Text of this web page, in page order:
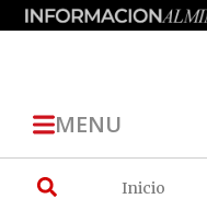
MENU
Inicio